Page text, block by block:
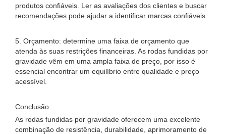
produtos confiáveis. Ler as avaliações dos clientes e buscar
recomendações pode ajudar a identificar marcas confiáveis.
5. Orçamento: determine uma faixa de orçamento que
atenda às suas restrições financeiras. As rodas fundidas por
gravidade vêm em uma ampla faixa de preço, por isso é
essencial encontrar um equilíbrio entre qualidade e preço
acessível.
Conclusão
As rodas fundidas por gravidade oferecem uma excelente
combinação de resistência, durabilidade, aprimoramento de